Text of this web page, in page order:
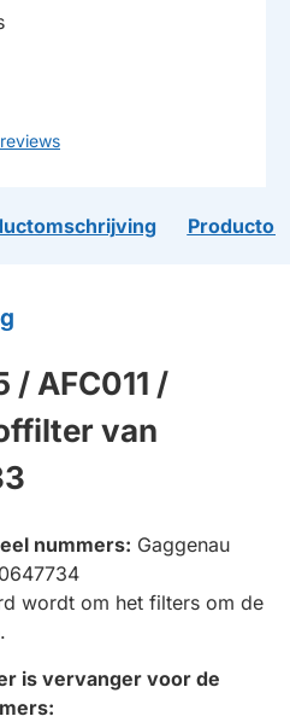
/ AFC011 /
van
nummers: Gaggenau
wordt om het filters om de
is vervanger voor de